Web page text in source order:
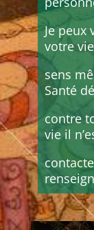
Je peux
votre
sens
Santé
contre
vie il